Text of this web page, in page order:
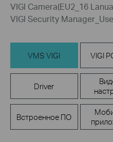
VIGI Camera(EU2_16
VIGI Security
VMS VIGI VIGI
Driver
Встроенное ПО